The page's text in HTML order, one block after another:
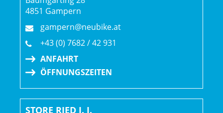
4851 Gampern
gampern@neubike.at
+43 (0) 7682 / 42 931
ANFAHRT
ÖFFNUNGSZEITEN
STORE RIED I. I.